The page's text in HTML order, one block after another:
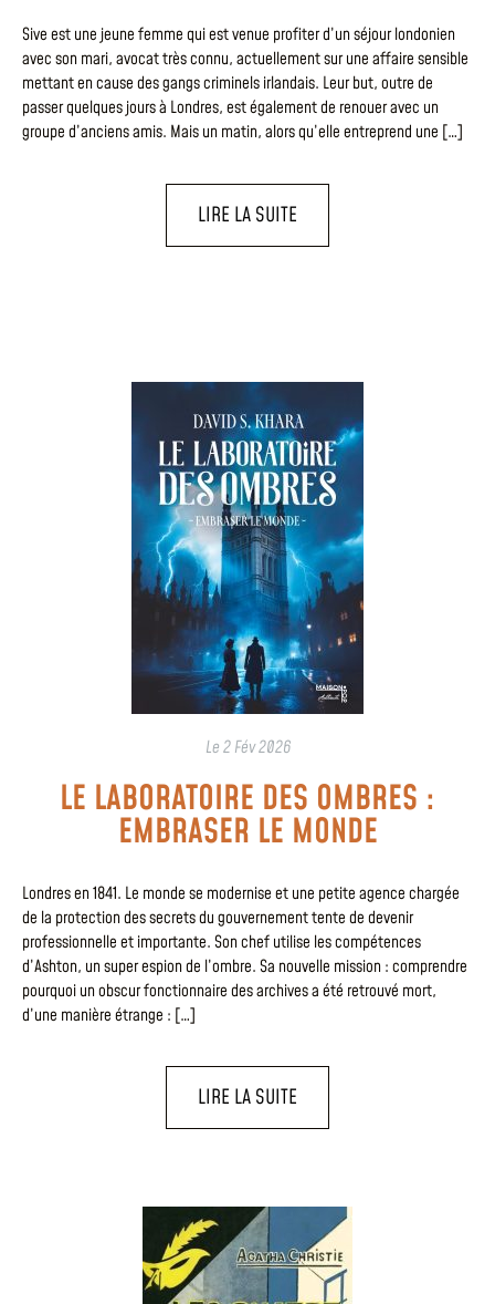
Sive est une jeune femme qui est venue profiter d’un séjour londonien
avec son mari, avocat très connu, actuellement sur une affaire sensible
mettant en cause des gangs criminels irlandais. Leur but, outre de
passer quelques jours à Londres, est également de renouer avec un
groupe d’anciens amis. Mais un matin, alors qu’elle entreprend une […]
LIRE LA SUITE
Le2 Fév 2026
LE LABORATOIRE DES OMBRES :
EMBRASER LE MONDE
Londres en 1841. Le monde se modernise et une petite agence chargée
de la protection des secrets du gouvernement tente de devenir
professionnelle et importante. Son chef utilise les compétences
d’Ashton, un super espion de l’ombre. Sa nouvelle mission : comprendre
pourquoi un obscur fonctionnaire des archives a été retrouvé mort,
d’une manière étrange : […]
LIRE LA SUITE